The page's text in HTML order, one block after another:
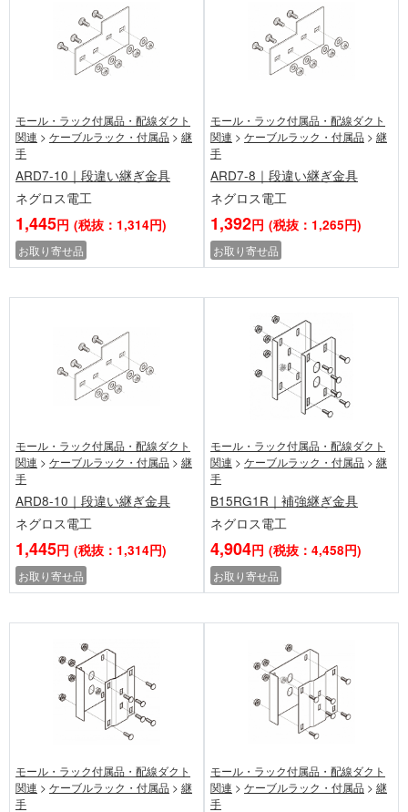
モール・ラック付属品・配線ダクト
関連 > ケーブルラック・付属品 > 継
手
ARD7-10｜段違い継ぎ金具
ネグロス電工
1,445円 (税抜：1,314円)
お取り寄せ品
モール・ラック付属品・配線ダクト
関連 > ケーブルラック・付属品 > 継
手
ARD7-8｜段違い継ぎ金具
ネグロス電工
1,392円 (税抜：1,265円)
お取り寄せ品
モール・ラック付属品・配線ダクト
関連 > ケーブルラック・付属品 > 継
手
ARD8-10｜段違い継ぎ金具
ネグロス電工
1,445円 (税抜：1,314円)
お取り寄せ品
モール・ラック付属品・配線ダクト
関連 > ケーブルラック・付属品 > 継
手
B15RG1R｜補強継ぎ金具
ネグロス電工
4,904円 (税抜：4,458円)
お取り寄せ品
モール・ラック付属品・配線ダクト
関連 > ケーブルラック・付属品 > 継
手
モール・ラック付属品・配線ダクト
関連 > ケーブルラック・付属品 > 継
手